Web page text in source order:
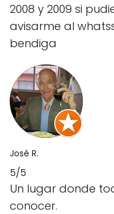
2008 y 2009 si
avisarme al
bendiga
José R.
5/5
Un lugar donde
conocer.